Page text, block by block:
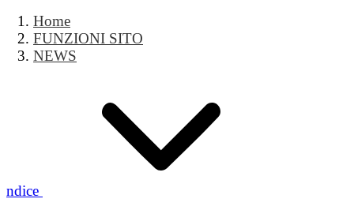
Home
FUNZIONI SITO
NEWS
Indice